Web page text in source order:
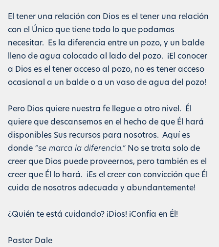
El tener una relación con Dios es el tener una relación
con el Único que tiene todo lo que podamos
necesitar. Es la diferencia entre un pozo, y un balde
lleno de agua colocado al lado del pozo. ¡El conocer
a Dios es el tener acceso al pozo, no es tener acceso
ocasional a un balde o a un vaso de agua del pozo!
Pero Dios quiere nuestra fe llegue a otro nivel. Él
quiere que descansemos en el hecho de que Él hará
disponibles Sus recursos para nosotros. Aquí es
donde “se marca la diferencia.” No se trata solo de
creer que Dios puede proveernos, pero también es el
creer que Él lo hará. ¡Es el creer con convicción que Él
cuida de nosotros adecuada y abundantemente!
¿Quién te está cuidando? ¡Dios! ¡Confía en Él!
Pastor Dale